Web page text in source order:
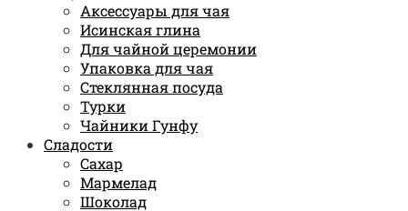
Аксессуары для чая
Исинская глина
Для чайной церемонии
Упаковка для чая
Стеклянная посуда
Турки
Чайники Гунфу
Сладости
Сахар
Мармелад
Шоколад